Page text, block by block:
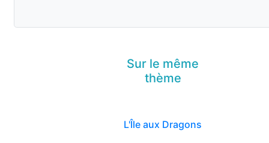
Sur le même
thème
L'Île aux Dragons